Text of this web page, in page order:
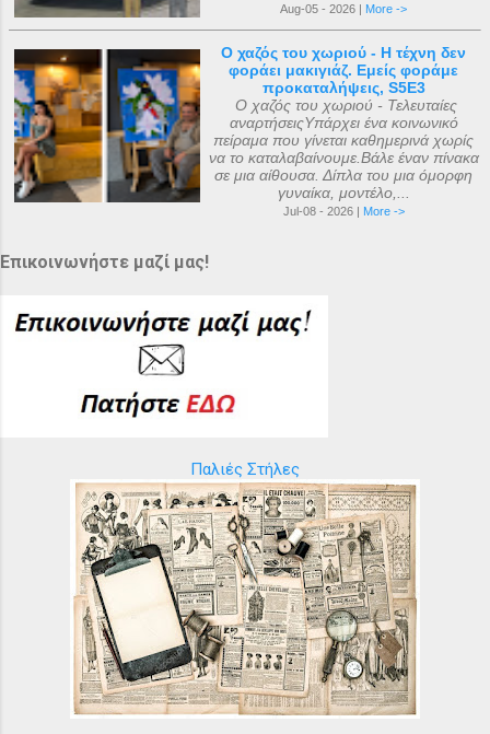
Aug-05 - 2026 | More ->
Ο χαζός του χωριού - Η τέχνη δεν
φοράει μακιγιάζ. Εμείς φοράμε
προκαταλήψεις, S5E3
Ο χαζός του χωριού - Τελευταίες
αναρτήσειςΥπάρχει ένα κοινωνικό
πείραμα που γίνεται καθημερινά χωρίς
να το καταλαβαίνουμε.Βάλε έναν πίνακα
σε μια αίθουσα. Δίπλα του μια όμορφη
γυναίκα, μοντέλο,...
Jul-08 - 2026 | More ->
Επικοινωνήστε μαζί μας!
Παλιές Στήλες